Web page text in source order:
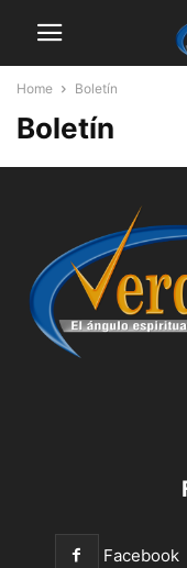
Home Boletín
Boletín
Facebook